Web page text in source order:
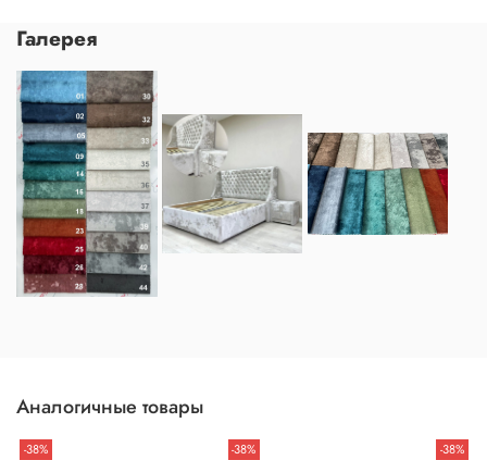
Галерея
Аналогичные товары
-38% -38% -38%